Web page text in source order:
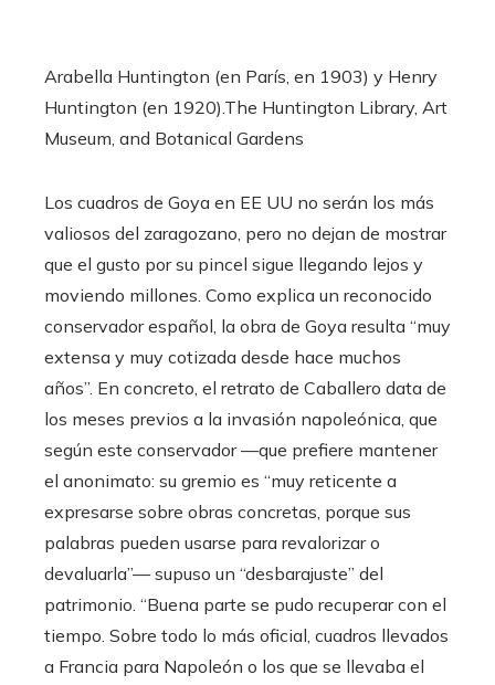
Arabella Huntington (en París, en 1903) y Henry
Huntington (en 1920).The Huntington Library, Art
Museum, and Botanical Gardens
Los cuadros de Goya en EE UU no serán los más
valiosos del zaragozano, pero no dejan de mostrar
que el gusto por su pincel sigue llegando lejos y
moviendo millones. Como explica un reconocido
conservador español, la obra de Goya resulta “muy
extensa y muy cotizada desde hace muchos
años”. En concreto, el retrato de Caballero data de
los meses previos a la invasión napoleónica, que
según este conservador —que prefiere mantener
el anonimato: su gremio es “muy reticente a
expresarse sobre obras concretas, porque sus
palabras pueden usarse para revalorizar o
devaluarla”— supuso un “desbarajuste” del
patrimonio. “Buena parte se pudo recuperar con el
tiempo. Sobre todo lo más oficial, cuadros llevados
a Francia para Napoleón o los que se llevaba el